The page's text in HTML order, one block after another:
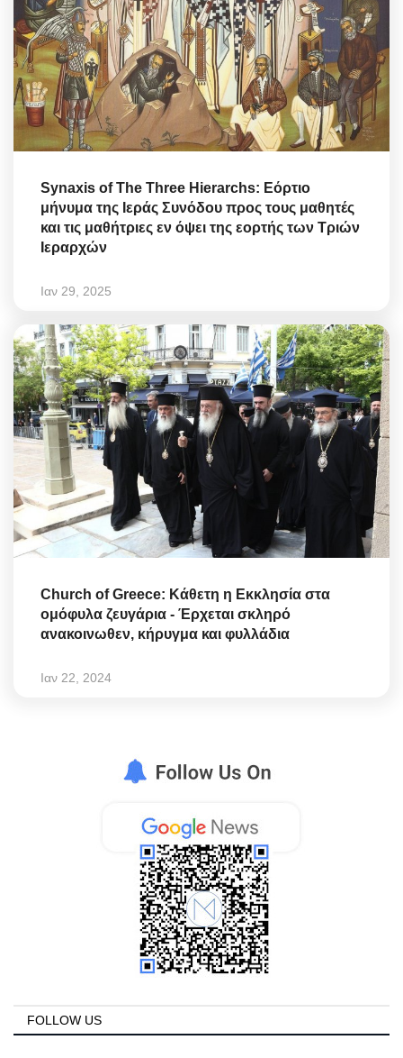
Synaxis of The Three Hierarchs: Εόρτιο
μήνυμα της Ιεράς Συνόδου προς τους μαθητές
και τις μαθήτριες εν όψει της εορτής των Τριών
Ιεραρχών
Ιαν 29, 2025
Church of Greece: Κάθετη η Εκκλησία στα
ομόφυλα ζευγάρια - Έρχεται σκληρό
ανακοινωθεν, κήρυγμα και φυλλάδια
Ιαν 22, 2024
FOLLOW US